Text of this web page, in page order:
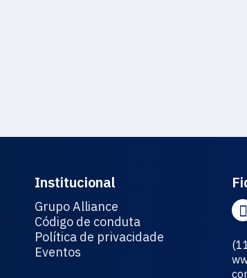
Institucional
Grupo Alliance
Código de conduta
Política de privacidade
Eventos